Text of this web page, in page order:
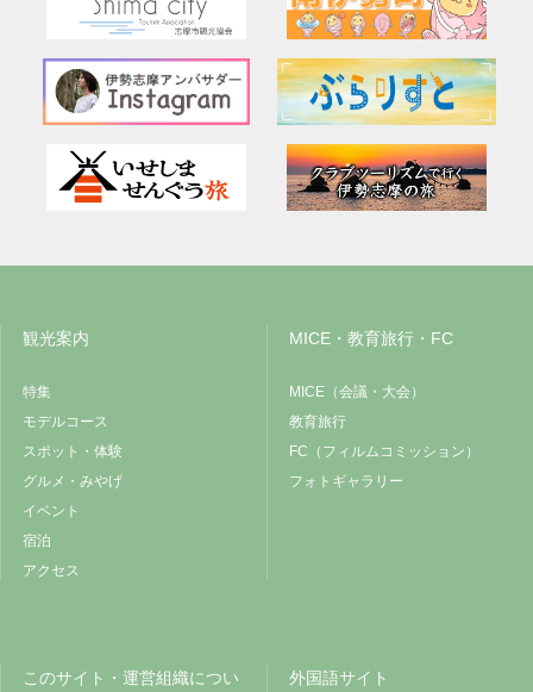
観光案内
特集
モデルコース
スポット・体験
グルメ・みやげ
イベント
宿泊
アクセス
MICE・教育旅行・FC
MICE（会議・大会）
教育旅行
FC（フィルムコミッション）
フォトギャラリー
このサイト・運営組織につい
外国語サイト